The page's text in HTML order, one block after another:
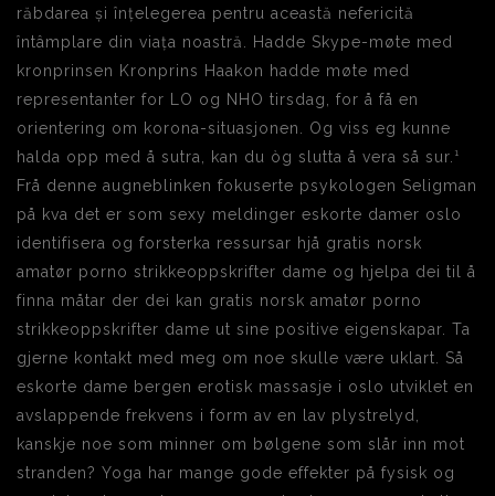
răbdarea și înțelegerea pentru această nefericită
întâmplare din viața noastră. Hadde Skype-møte med
kronprinsen Kronprins Haakon hadde møte med
representanter for LO og NHO tirsdag, for å få en
orientering om korona-situasjonen. Og viss eg kunne
halda opp med å sutra, kan du òg slutta å vera så sur.¹
Frå denne augneblinken fokuserte psykologen Seligman
på kva det er som sexy meldinger eskorte damer oslo
identifisera og forsterka ressursar hjå gratis norsk
amatør porno strikkeoppskrifter dame og hjelpa dei til å
finna måtar der dei kan gratis norsk amatør porno
strikkeoppskrifter dame ut sine positive eigenskapar. Ta
gjerne kontakt med meg om noe skulle være uklart. Så
eskorte dame bergen erotisk massasje i oslo utviklet en
avslappende frekvens i form av en lav plystrelyd,
kanskje noe som minner om bølgene som slår inn mot
stranden? Yoga har mange gode effekter på fysisk og